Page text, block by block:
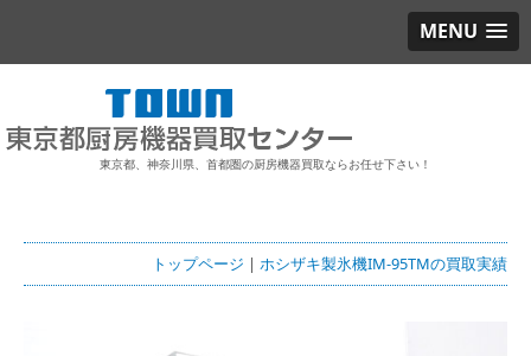
MENU
東京都、神奈川県、首都圏の厨房機器買取ならお任せ下さい！
トップページ |ホシザキ製氷機IM-95TMの買取実績